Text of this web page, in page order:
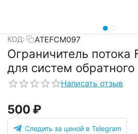
КОД: ATEFCM097
Ограничитель потока
для систем
Написать отзыв
‍500‍ ₽
Следить за ценой в Telegram